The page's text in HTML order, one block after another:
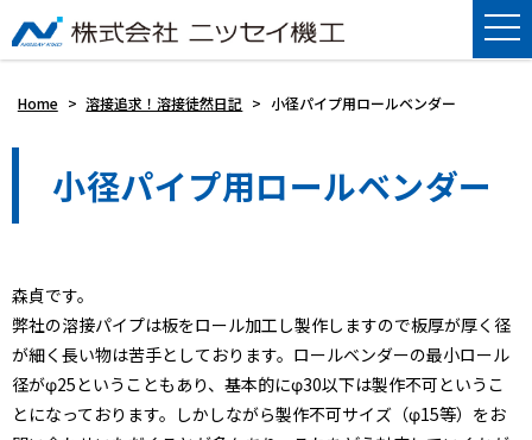
Home > 溶接追求！溶接徒然日記 > 小径パイプ用ロールベンダー
小径パイプ用ロールベンダー
森貞です。
弊社の溶接パイプは板をロール加工し製作しますので板厚が厚く径
が細く長い物は苦手としております。ロールベンダーの最小ロール
径がφ25ということもあり、基本的にφ30以下は製作不可というこ
とになっております。しかしながら製作不可サイズ（φ15等）をお